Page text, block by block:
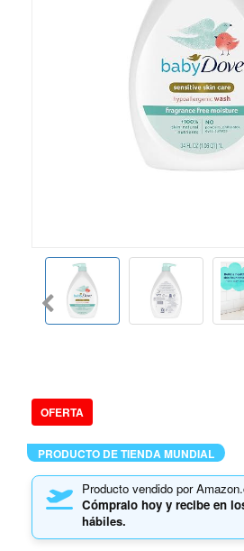
OFERTA
PRODUCTO DE TIENDA MUNDIAL
Producto vendido por
Cómpralo hoy y recibe en
hábiles.